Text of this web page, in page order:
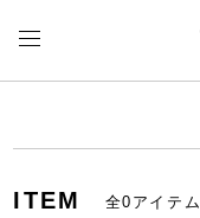
ITEM 全0アイテム